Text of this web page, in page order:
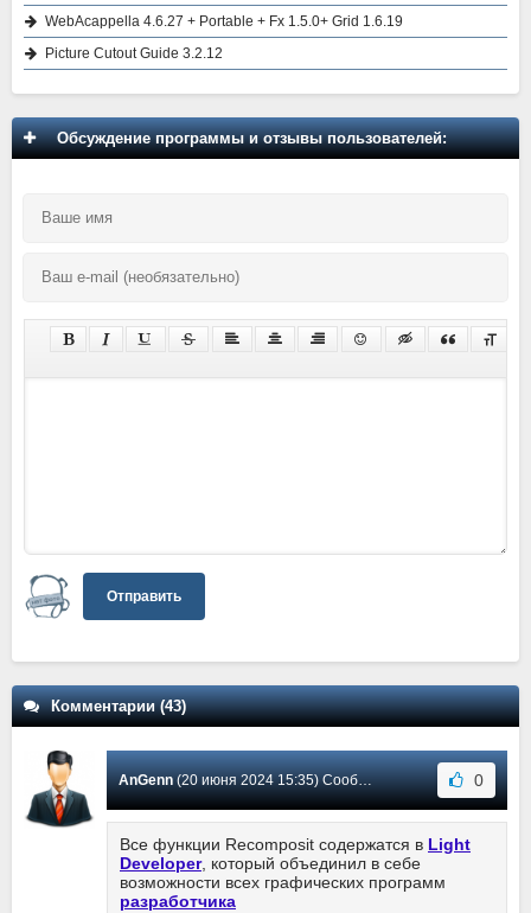
WebAcappella 4.6.27 + Portable + Fx 1.5.0+ Grid 1.6.19
Picture Cutout Guide 3.2.12
Обсуждение программы и отзывы пользователей:
Отправить
Комментарии (43)
AnGenn(20 июня 2024 15:35) Сообщение #40 0
Все функции Recomposit содержатся в Light
Developer, который объединил в себе
возможности всех графических программ
разработчика